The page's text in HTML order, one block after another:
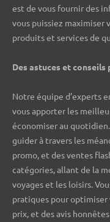
est de vous fournir des
vous puissiez
produits et services de
Des astuces et
Notre équipe d’experts
vous apporter les
économiser au
guider à travers les
promo, et des ventes
catégories, allant de la
voyages et les loisirs.
pratiques pour optimiser
prix, et des avis